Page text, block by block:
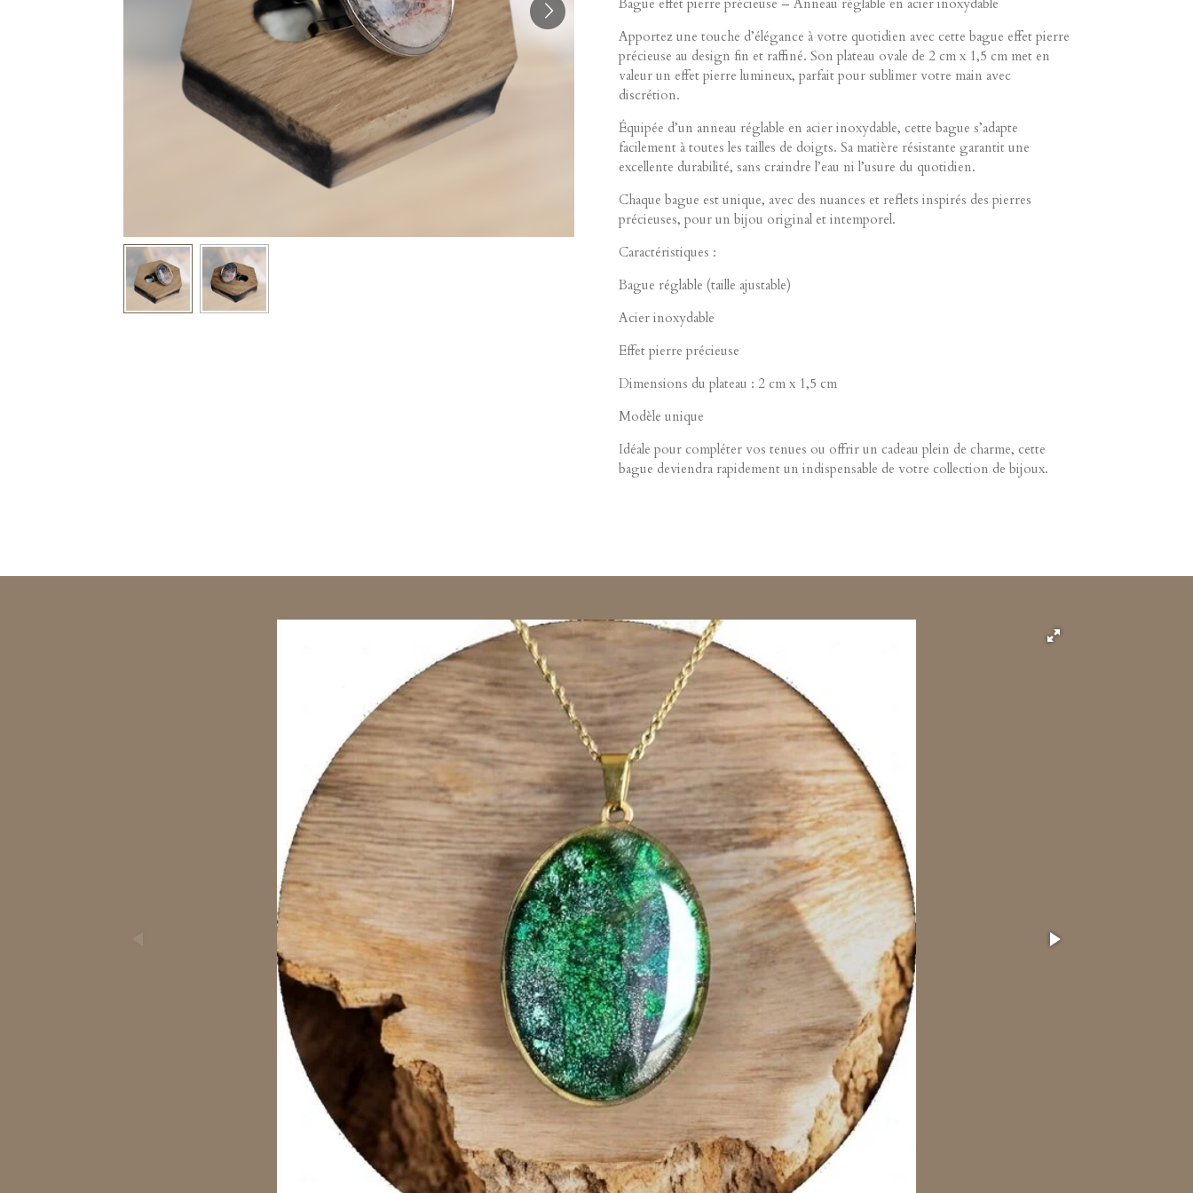
Bague effet pierre précieuse – Anneau réglable en acier inoxydable
Apportez une touche d’élégance à votre quotidien avec cette bague effet pierre
précieuse au design fin et raffiné. Son plateau ovale de 2 cm x 1,5 cm met en
valeur un effet pierre lumineux, parfait pour sublimer votre main avec
discrétion.
Équipée d’un anneau réglable en acier inoxydable, cette bague s’adapte
facilement à toutes les tailles de doigts. Sa matière résistante garantit une
excellente durabilité, sans craindre l’eau ni l’usure du quotidien.
Chaque bague est unique, avec des nuances et reflets inspirés des pierres
précieuses, pour un bijou original et intemporel.
Caractéristiques :
Bague réglable (taille ajustable)
Acier inoxydable
Effet pierre précieuse
Dimensions du plateau : 2 cm x 1,5 cm
Modèle unique
Idéale pour compléter vos tenues ou offrir un cadeau plein de charme, cette
bague deviendra rapidement un indispensable de votre collection de bijoux.